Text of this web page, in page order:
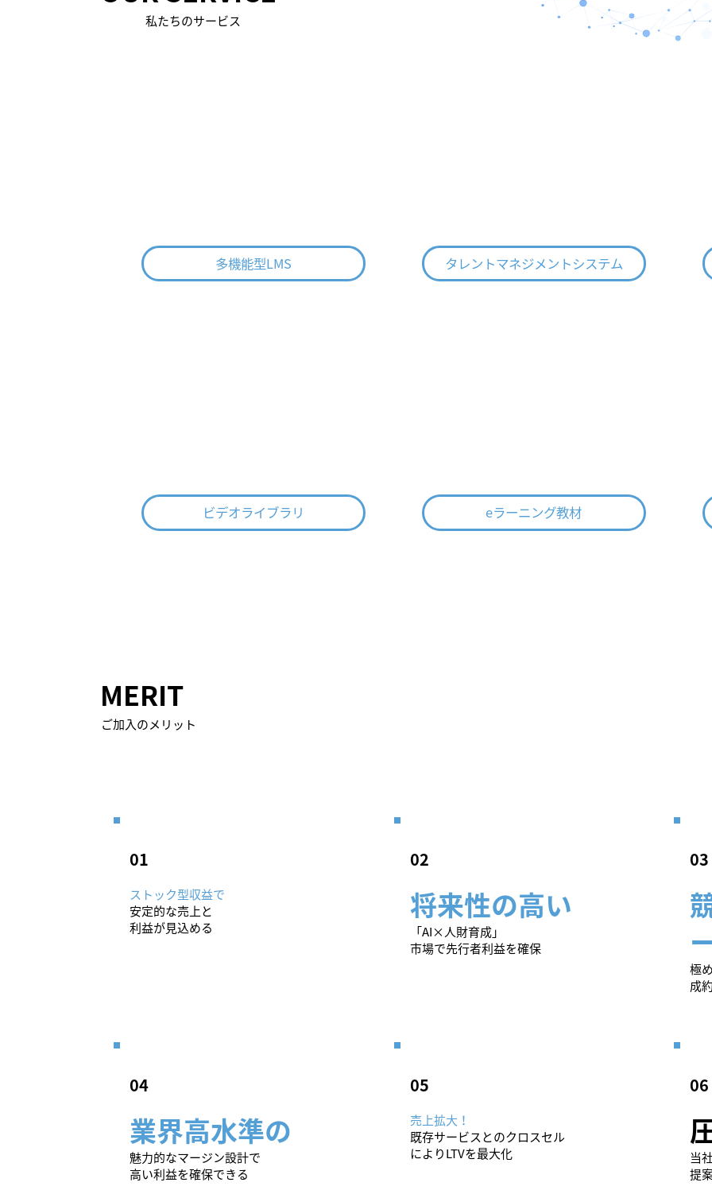
​私たちのサービス
多機能型LMS タレントマネジメントシステム
ビデオライブラリ eラーニング教材
​MERIT
​ご加入のメリット
​01
ストック型収益で
安定的な売上と
利益が見込める
​02
将来性の高い
「AI×人財育成」
市場で先行者利益を確保
​03
極
成
​04
業界高水準の
魅力的なマージン設計で
高い利益を確保できる
​05
売上拡大！
既存サービスとのクロスセル
によりLTVを最大化
​06
当
提